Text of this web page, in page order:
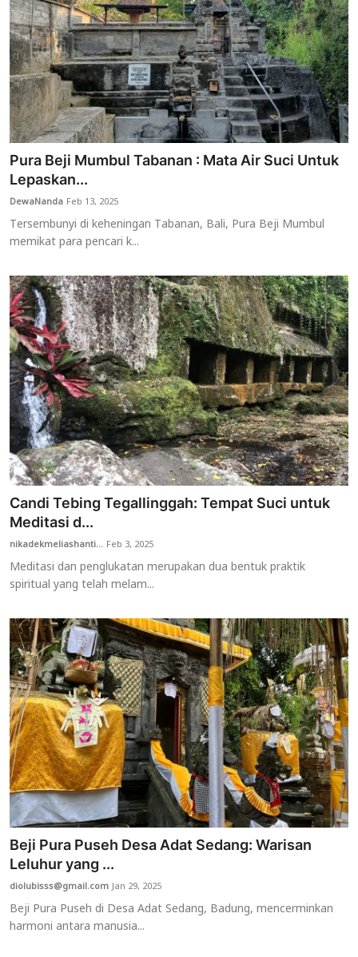
Pura Beji Mumbul Tabanan : Mata Air Suci Untuk
Lepaskan...
DewaNanda Feb 13, 2025
Tersembunyi di keheningan Tabanan, Bali, Pura Beji Mumbul
memikat para pencari k...
Candi Tebing Tegallinggah: Tempat Suci untuk
Meditasi d...
nikadekmeliashanti... Feb 3, 2025
Meditasi dan penglukatan merupakan dua bentuk praktik
spiritual yang telah melam...
Beji Pura Puseh Desa Adat Sedang: Warisan
Leluhur yang ...
diolubisss@gmail.comJan 29, 2025
Beji Pura Puseh di Desa Adat Sedang, Badung, mencerminkan
harmoni antara manusia...